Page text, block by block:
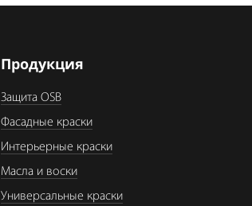
Продукция
Защита OSB
Фасадные краски
Интерьерные краски
Масла и воски
Универсальные краски